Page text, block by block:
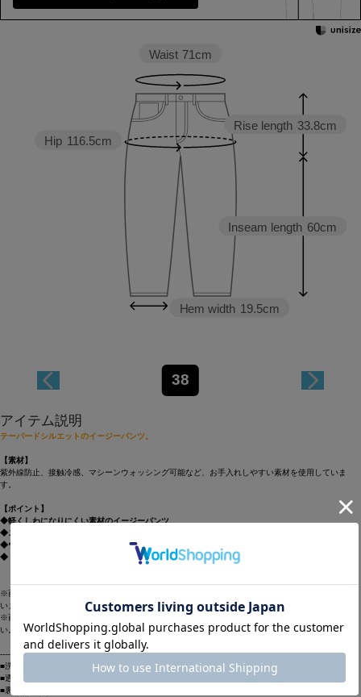
Inseam length 60cm
Rise length 33.8cm
Hem width 19.5cm
Hip 116.5cm
Waist 71cm
38
アイテム説明
テーパードシルエットのイージーパンツ。
【素材】
紫外線防止、接触冷感、マシーンウォッシング可能など、お手入れしやすい素材を使用していま
す。
【ポイント】
◆軽くしわになりにくい素材のイージーパンツ
◆ご家庭での手洗い可
◆ウエストゴム+ひもつきなのでウエスト調節可能
◆ドライタッチなので初夏でもストレスなく着られます
※画像の商品はサンプルです。実際の商品とは仕様・加工・サイズ・素材が若干異なる場合がござ
います。
※画像の商品は光の照射や角度により、実物と色味が異なる場合がございます。予めご了承くださ
い。
----------------------------------------------------------------------
■洗濯：手洗い○
■透け感：なし
■裏地：なし